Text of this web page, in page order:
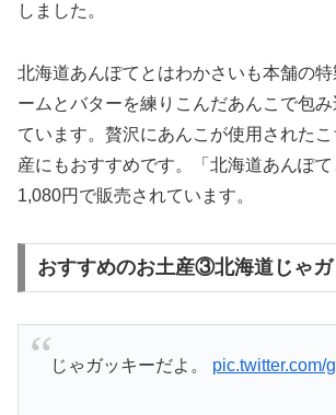
しました。
北海道あんぽてとはわかさいも本舗の特
ームとバターを練りこんだあんこで包
ています。贅沢にあんこが使用された
産にもおすすめです。「北海道あんぽて
1,080円で販売されています。
おすすめのお土産③北海道じゃ
じゃガッキーだよ。 pic.twitter.com/